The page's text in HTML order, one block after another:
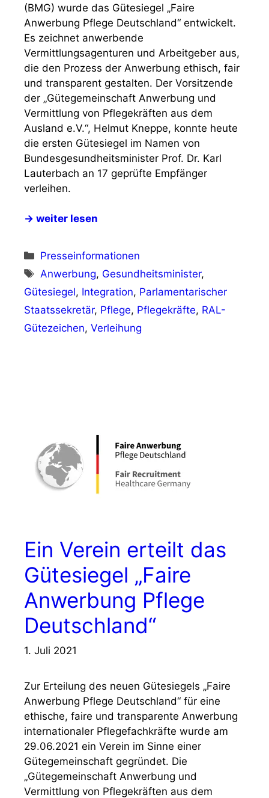
(BMG) wurde das Gütesiegel „Faire
Anwerbung Pflege Deutschland“ entwickelt.
Es zeichnet anwerbende
Vermittlungsagenturen und Arbeitgeber aus,
die den Prozess der Anwerbung ethisch, fair
und transparent gestalten. Der Vorsitzende
der „Gütegemeinschaft Anwerbung und
Vermittlung von Pflegekräften aus dem
Ausland e.V.“, Helmut Kneppe, konnte heute
die ersten Gütesiegel im Namen von
Bundesgesundheitsminister Prof. Dr. Karl
Lauterbach an 17 geprüfte Empfänger
verleihen.
→ weiter lesen
Kategorien
Presseinformationen
Schlagwörter
Anwerbung, Gesundheitsminister,
Gütesiegel, Integration, Parlamentarischer
Staatssekretär, Pflege, Pflegekräfte, RAL-
Gütezeichen, Verleihung
Ein Verein erteilt das
Gütesiegel „Faire
Anwerbung Pflege
Deutschland“
1. Juli 2021
Zur Erteilung des neuen Gütesiegels „Faire
Anwerbung Pflege Deutschland“ für eine
ethische, faire und transparente Anwerbung
internationaler Pflegefachkräfte wurde am
29.06.2021 ein Verein im Sinne einer
Gütegemeinschaft gegründet. Die
„Gütegemeinschaft Anwerbung und
Vermittlung von Pflegekräften aus dem